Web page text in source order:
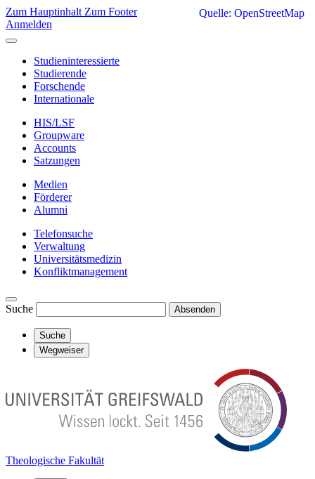
Zum Hauptinhalt Zum Footer
Anmelden
Studieninteressierte
Studierende
Forschende
Internationale
HIS/LSF
Groupware
Accounts
Satzungen
Medien
Förderer
Alumni
Telefonsuche
Verwaltung
Universitätsmedizin
Konfliktmanagement
Suche Absenden
Suche
Wegweiser
Theologische Fakultät
Quelle: OpenStreetMap